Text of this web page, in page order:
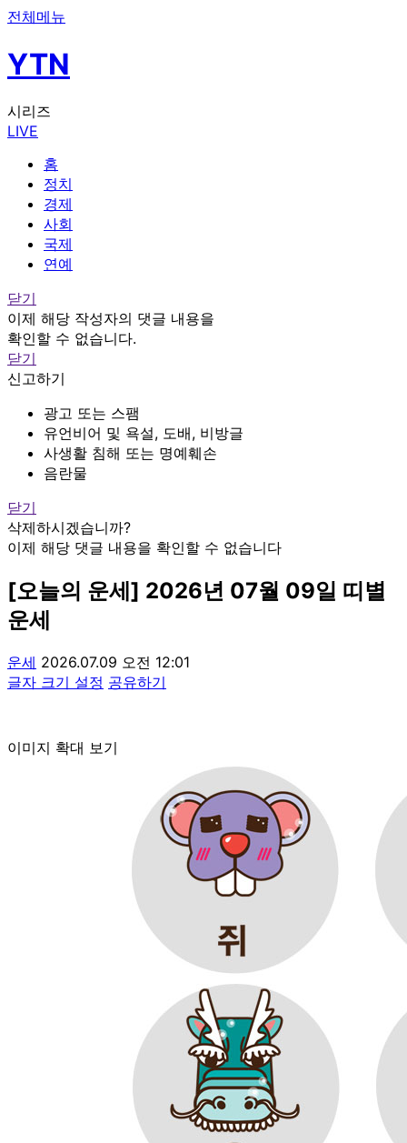
전체메뉴
YTN
시리즈
LIVE
홈
정치
경제
사회
국제
연예
닫기
이제 해당 작성자의 댓글 내용을
확인할 수 없습니다.
닫기
신고하기
광고 또는 스팸
유언비어 및 욕설, 도배, 비방글
사생활 침해 또는 명예훼손
음란물
닫기
삭제하시겠습니까?
이제 해당 댓글 내용을 확인할 수 없습니다
[오늘의 운세] 2026년 07월 09일 띠별
운세
운세 2026.07.09 오전 12:01
글자 크기 설정 공유하기
이미지 확대 보기